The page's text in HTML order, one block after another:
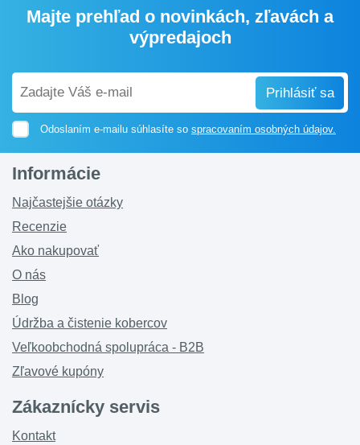
Majte prehľad o novinkách, zľavách a
výpredajoch
Prihlásiť sa
Odoslaním e-mailu súhlasíte so spracovaním osobných údajov.
Zákaznícky servis
Kontakt
Informácie
Najčastejšie otázky
Recenzie
Ako nakupovať
O nás
Blog
Údržba a čistenie kobercov
Veľkoobchodná spolupráca - B2B
Zľavové kupóny